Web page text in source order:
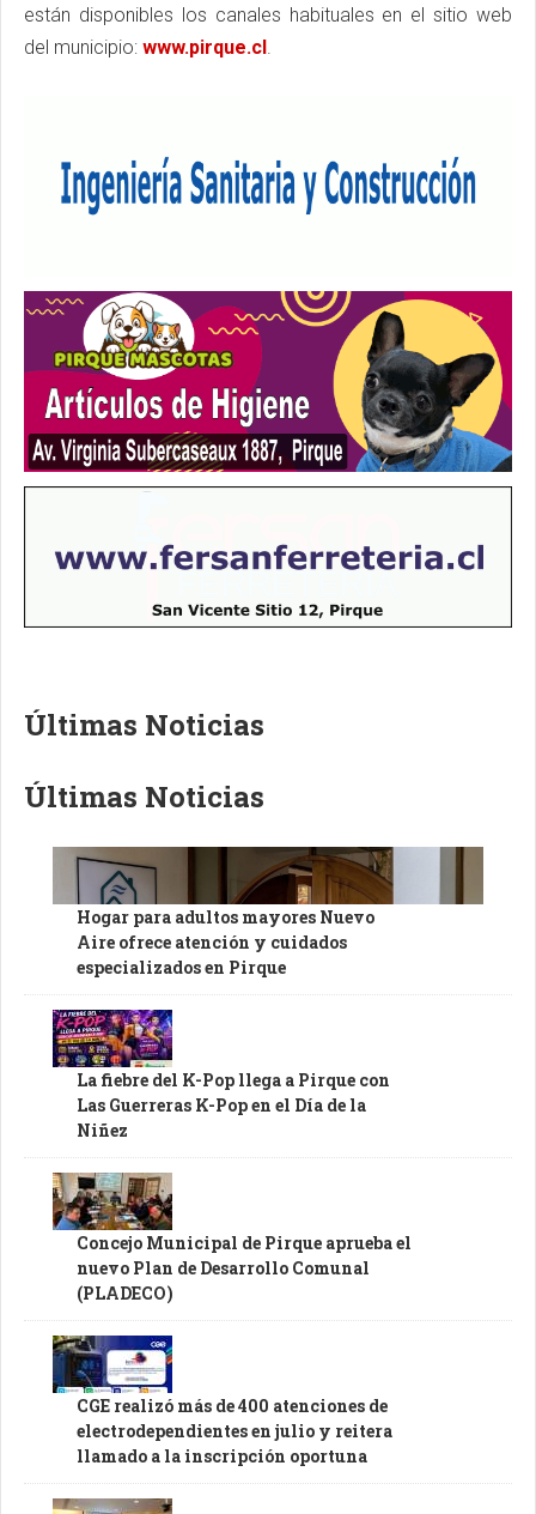
están disponibles los canales habituales en el sitio web
del municipio: www.pirque.cl
Últimas Noticias
Últimas Noticias
Hogar para adultos mayores Nuevo
Aire ofrece atención y cuidados
especializados en Pirque
La fiebre del K-Pop llega a Pirque con
Las Guerreras K-Pop en el Día de la
Niñez
Concejo Municipal de Pirque aprueba el
nuevo Plan de Desarrollo Comunal
(PLADECO)
CGE realizó más de 400 atenciones de
electrodependientes en julio y reitera
llamado a la inscripción oportuna